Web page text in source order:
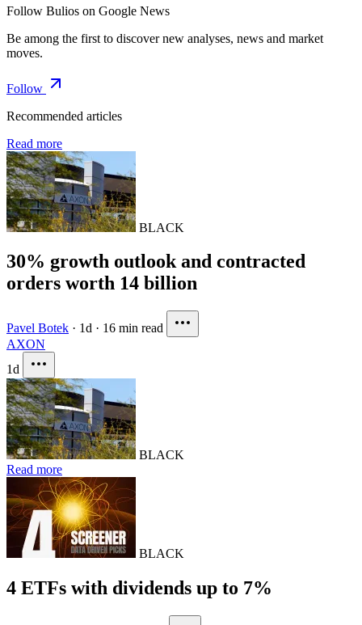
Follow Bulios on Google News
Be among the first to discover new analyses, news and market
moves.
Follow
Recommended articles
Read more
BLACK
30% growth outlook and contracted
orders worth 14 billion
Pavel Botek · 1d · 16 min read
AXON
1d
BLACK
Read more
BLACK
4 ETFs with dividends up to 7%